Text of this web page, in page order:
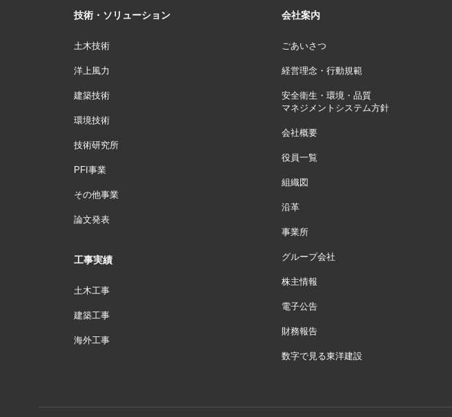
技術・ソリューション
土木技術
洋上風力
建築技術
環境技術
技術研究所
PFI事業
その他事業
論文発表
工事実績
土木工事
建築工事
海外工事
会社案内
ごあいさつ
経営理念・行動規範
安全衛生・環境・品質
マネジメントシステム方針
会社概要
役員一覧
組織図
沿革
事業所
グループ会社
株主情報
電子公告
財務報告
数字で見る東洋建設